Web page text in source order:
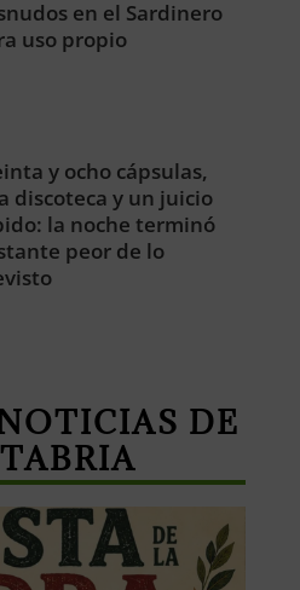
en el Sardinero
uso propio
y ocho cápsulas,
discoteca y un juicio
la noche terminó
peor de lo
DE